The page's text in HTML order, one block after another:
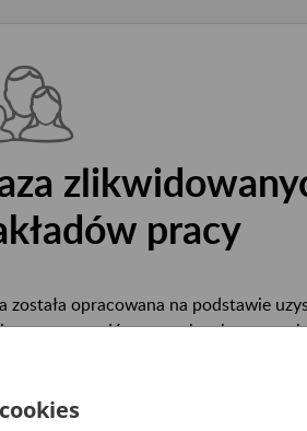
pracy
została opracowana na podstawie
urzędów centralnych oraz
informacje na temat
informacje o miejscu
tych zakładów).